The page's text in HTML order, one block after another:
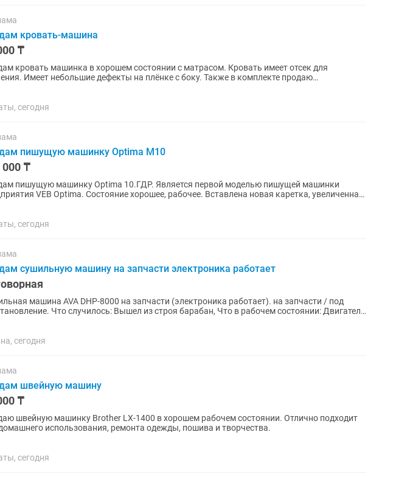
кровать-машина
₸
кровать машинка в хорошем состоянии с матрасом. Кровать имеет отсек для
Имеет небольшие дефекты на плёнке с боку. Также в комплекте продаю
сегодня
пишущую машинку Optima M10
000 ₸
пишущую машинку Optima 10.ГДР. Является первой моделью пишущей машинки
VEB Optima. Состояние хорошее, рабочее. Вставлена новая каретка, увеличенная
сегодня
сушильную машину на запчасти электроника работает
машина AVA DHP-8000 на запчасти (электроника работает). на запчасти / под
Что случилось: Вышел из строя барабан, Что в рабочем состоянии: Двигатель
сегодня
швейную машину
₸
швейную машинку Brother LX-1400 в хорошем рабочем состоянии. Отлично подходит
использования, ремонта одежды, пошива и творчества.
сегодня